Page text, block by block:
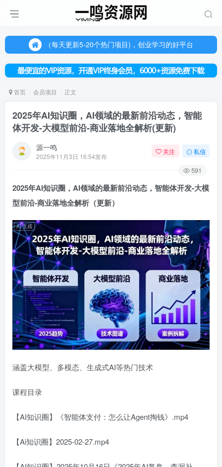
（每天更新5-20个热门项目)，创业学习的好平台
（每天更新5-20个热门项目)，创业学习的好平台
欢迎访问一鸣资源网，本站汇集数千网创课程和项目
首页 会员项目 正文
2025年AI知识圈，AI领域的最新前沿动态，智能
体开发-大模型前沿-商业落地全解析(更新)
源一鸣
2025年11月3日 16:54发布
关注 私信
591
2025年AI知识圈，AI领域的最新前沿动态，智能体开发-大模
型前沿-商业落地全解析（更新）
涵盖大模型、多模态、生成式AI等热门技术
课程目录
【AI知识圈】《智能体支付：怎么让Agent掏钱》.mp4
【Ai知识圈】2025-02-27.mp4